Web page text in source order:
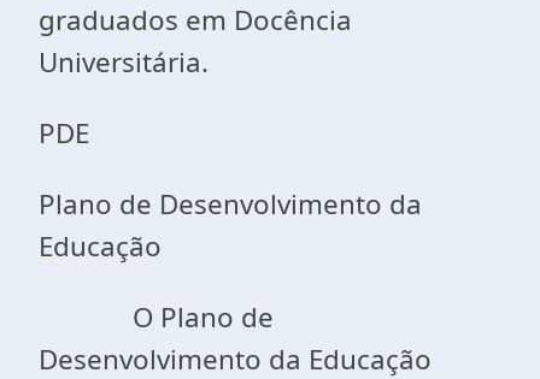
graduados em Docência
Universitária.
PDE
Plano de Desenvolvimento da
Educação
O Plano de
Desenvolvimento da Educação